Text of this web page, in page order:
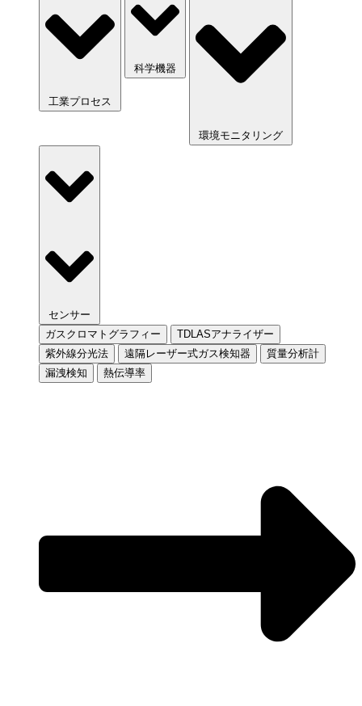
工業プロセス
科学機器
環境モニタリング
センサー
ガスクロマトグラフィー
TDLASアナライザー
紫外線分光法
遠隔レーザー式ガス検知器
質量分析計
漏洩検知
熱伝導率